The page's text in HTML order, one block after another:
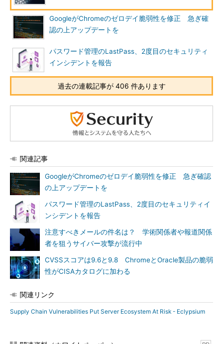
GoogleがChromeのゼロデイ脆弱性を修正 急ぎ確
認の上アップデートを
パスワード管理のLastPass、2度目のセキュリティ
インシデントを報告
過去の連載記事が 406 件あります
関連記事
GoogleがChromeのゼロデイ脆弱性を修正 急ぎ確認
の上アップデートを
パスワード管理のLastPass、2度目のセキュリティイ
ンシデントを報告
注意すべきメールの件名は？ 学術関係者や報道関係
者を狙うサイバー攻撃が流行中
CVSSスコアは9.6と9.8 ChromeとOracle製品の脆弱
性がCISAカタログに加わる
関連リンク
Supply Chain Vulnerabilities Put Server Ecosystem At Risk - Eclypsium